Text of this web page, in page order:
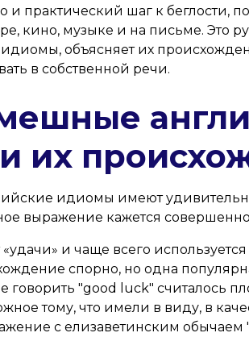
и практический шаг к беглости,
кино, музыке и на письме. Это
объясняет их
в собственной речи.
их
идиомы имеют
выражение кажется
«удачи» и чаще всего
спорно, но одна
говорить "good luck" считалось
тому, что имели в виду, в
с елизаветинским